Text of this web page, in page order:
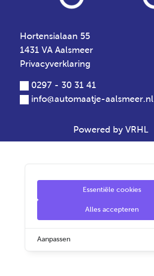
Hortensialaan 55
1431 VA Aalsmeer
Privacyverklaring
0297 - 30 31 41
info@automaatje-aalsmeer.nl
Powered by VRHL
Essentiële cookies
Alles accepteren
Aanpassen